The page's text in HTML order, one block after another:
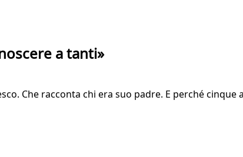
a tanti»
Che racconta chi era suo padre. E perché